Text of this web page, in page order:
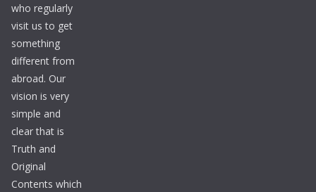
who regularly
visit us to get
something
different from
abroad. Our
vision is very
simple and
clear that is
Truth and
Original
Contents which